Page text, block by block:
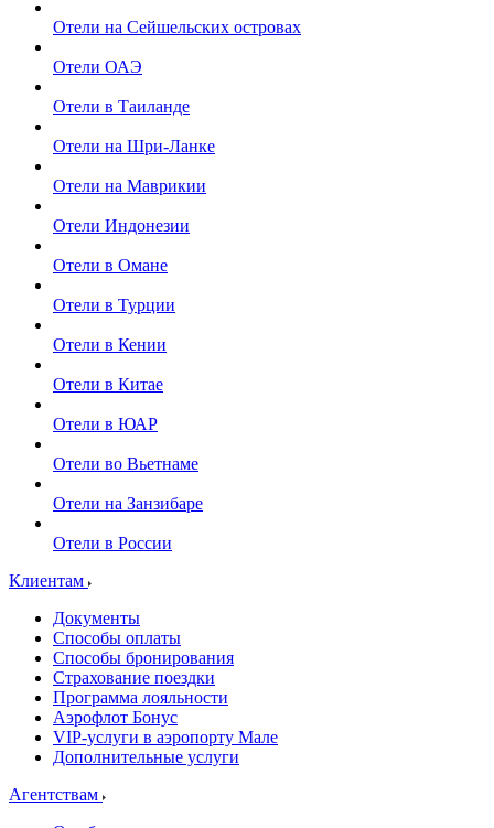
Отели на Сейшельских островах
Отели ОАЭ
Отели в Таиланде
Отели на Шри-Ланке
Отели на Маврикии
Отели Индонезии
Отели в Омане
Отели в Турции
Отели в Кении
Отели в Китае
Отели в ЮАР
Отели во Вьетнаме
Отели на Занзибаре
Отели в России
Клиентам
Документы
Способы оплаты
Способы бронирования
Страхование поездки
Программа лояльности
Аэрофлот Бонус
VIP-услуги в аэропорту Мале
Дополнительные услуги
Агентствам